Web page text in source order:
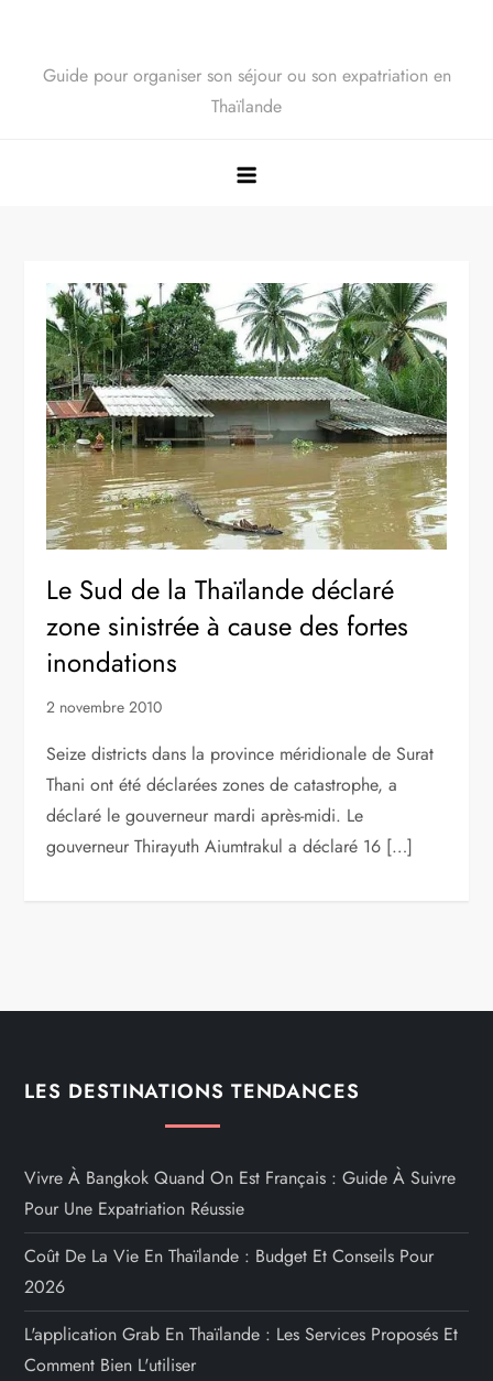
Guide pour organiser son séjour ou son expatriation en
Thaïlande
Le Sud de la Thaïlande déclaré
zone sinistrée à cause des fortes
inondations
2 novembre 2010
Seize districts dans la province méridionale de Surat
Thani ont été déclarées zones de catastrophe, a
déclaré le gouverneur mardi après-midi. Le
gouverneur Thirayuth Aiumtrakul a déclaré 16 […]
LES DESTINATIONS TENDANCES
Vivre À Bangkok Quand On Est Français : Guide À Suivre
Pour Une Expatriation Réussie
Coût De La Vie En Thaïlande : Budget Et Conseils Pour
2026
L'application Grab En Thaïlande : Les Services Proposés Et
Comment Bien L'utiliser